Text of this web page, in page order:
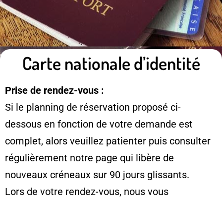
Carte nationale d’identité
Prise de rendez-vous :
Si le planning de réservation proposé ci-
dessous en fonction de votre demande est
complet, alors veuillez patienter puis consulter
régulièrement notre page qui libère de
nouveaux créneaux sur 90 jours glissants.
Lors de votre rendez-vous, nous vous